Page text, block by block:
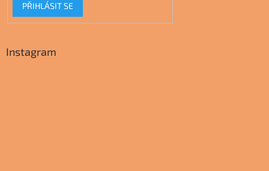
PŘIHLÁSIT SE
Instagram